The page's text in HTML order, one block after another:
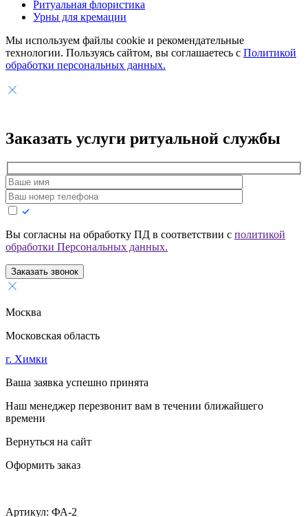
Ритуальная флористика
Урны для кремации
Мы используем файлы cookie и рекомендательные
технологии. Пользуясь сайтом, вы соглашаетесь с Политикой
обработки персональных данных.
Заказать услуги ритуальной службы
Вы согласны на обработку ПД в соответствии с политикой
обработки Персональных данных.
Заказать звонок
Москва
Московская область
г. Химки
Ваша заявка успешно принята
Наш менеджер перезвонит вам в течении ближайшего
времени
Вернуться на сайт
Оформить заказ
Артикул: ФА-2